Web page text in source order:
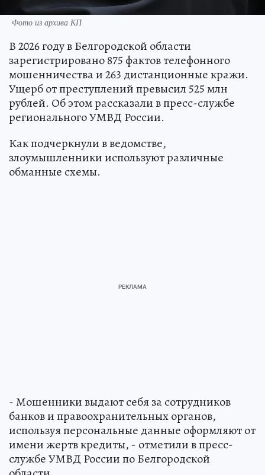
Фото из архива КП
В 2026 году в Белгородской области
зарегистрировано 875 фактов телефонного
мошенничества и 263 дистанционные кражи.
Ущерб от преступлений превысил 525 млн
рублей. Об этом рассказали в пресс-службе
регионального УМВД России.
Как подчеркнули в ведомстве,
злоумышленники используют различные
обманные схемы.
- Мошенники выдают себя за сотрудников
банков и правоохранительных органов,
используя персональные данные оформляют от
имени жертв кредиты, - отметили в пресс-
службе УМВД России по Белгородской